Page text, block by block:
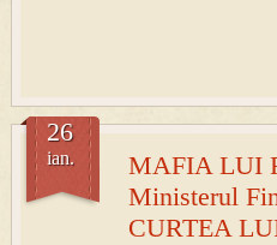
MAFIA LUI
Ministerul
CURTEA
26
ian.